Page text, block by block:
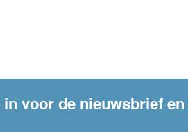
voor de nieuwsbrief